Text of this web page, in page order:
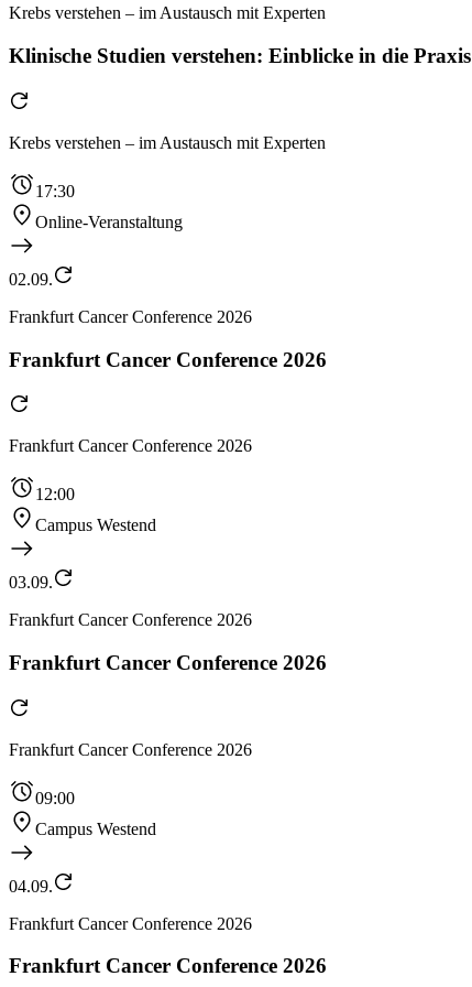
Krebs verstehen – im Austausch mit Experten
Klinische Studien verstehen: Einblicke in die Praxis
Krebs verstehen – im Austausch mit Experten
17:30
Online-Veranstaltung
02.09.
Frankfurt Cancer Conference 2026
Frankfurt Cancer Conference 2026
Frankfurt Cancer Conference 2026
12:00
Campus Westend
03.09.
Frankfurt Cancer Conference 2026
Frankfurt Cancer Conference 2026
Frankfurt Cancer Conference 2026
09:00
Campus Westend
04.09.
Frankfurt Cancer Conference 2026
Frankfurt Cancer Conference 2026